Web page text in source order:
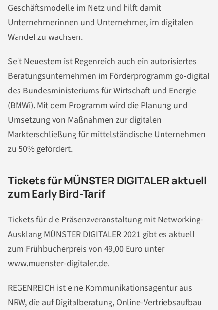
Geschäftsmodelle im Netz und hilft damit
Unternehmerinnen und Unternehmer, im digitalen
Wandel zu wachsen.
Seit Neuestem ist Regenreich auch ein autorisiertes
Beratungsunternehmen im Förderprogramm go-digital
des Bundesministeriums für Wirtschaft und Energie
(BMWi). Mit dem Programm wird die Planung und
Umsetzung von Maßnahmen zur digitalen
Markterschließung für mittelständische Unternehmen
zu 50% gefördert.
Tickets für MÜNSTER DIGITALER aktuell
zum Early Bird-Tarif
Tickets für die Präsenzveranstaltung mit Networking-
Ausklang MÜNSTER DIGITALER 2021 gibt es aktuell
zum Frühbucherpreis von 49,00 Euro unter
www.muenster-digitaler.de.
REGENREICH ist eine Kommunikationsagentur aus
NRW, die auf Digitalberatung, Online-Vertriebsaufbau